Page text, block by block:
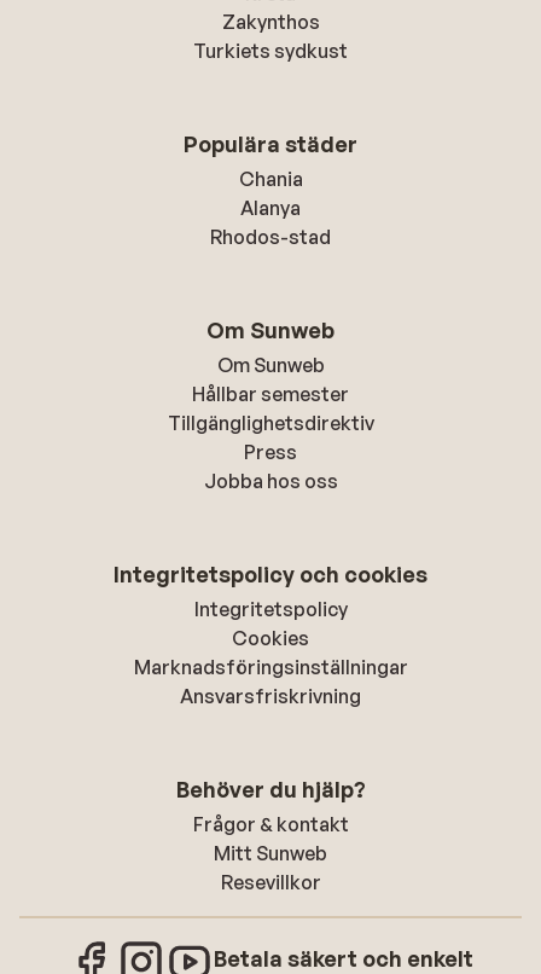
Zakynthos
Turkiets sydkust
Populära städer
Chania
Alanya
Rhodos-stad
Om Sunweb
Om Sunweb
Hållbar semester
Tillgänglighetsdirektiv
Press
Jobba hos oss
Integritetspolicy och cookies
Integritetspolicy
Cookies
Marknadsföringsinställningar
Ansvarsfriskrivning
Behöver du hjälp?
Frågor & kontakt
Mitt Sunweb
Resevillkor
Betala säkert och enkelt